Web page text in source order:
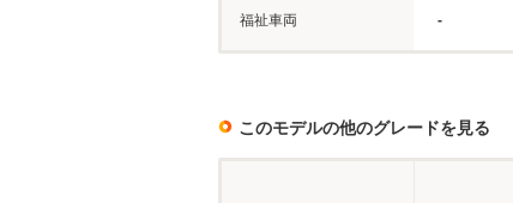
福祉車両 -
このモデルの他のグレードを見る